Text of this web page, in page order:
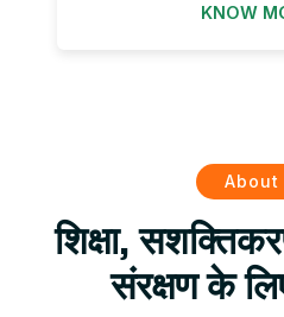
KNOW
About
शिक्षा,
संरक्षण के